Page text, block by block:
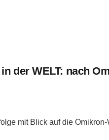
der WELT: nach
mit Blick auf die